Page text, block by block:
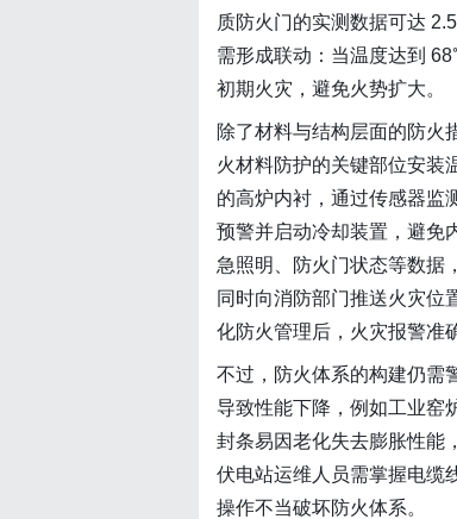
质防火门的实测数据可达
需形成联动：当温度达到
初期火灾，避免火势扩大。
除了材料与结构层面的防火
火材料防护的关键部位安
的高炉内衬，通过传感器监
预警并启动冷却装置，避免
急照明、防火门状态等数据
同时向消防部门推送火灾位
化防火管理后，火灾报警准
不过，防火体系的构建仍需
导致性能下降，例如工业窑
封条易因老化失去膨胀性能
伏电站运维人员需掌握电缆
操作不当破坏防火体系。